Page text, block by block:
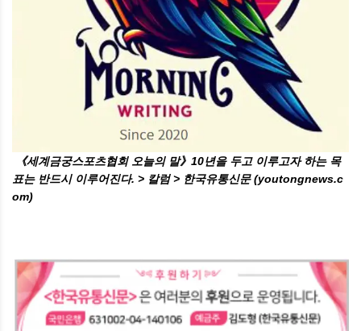
《세계금궁스포츠협회 오늘의 말》10년을 두고 이루고자 하는 목
표는 반드시 이루어진다. > 칼럼 > 한국유통신문 (youtongnews.c
om)